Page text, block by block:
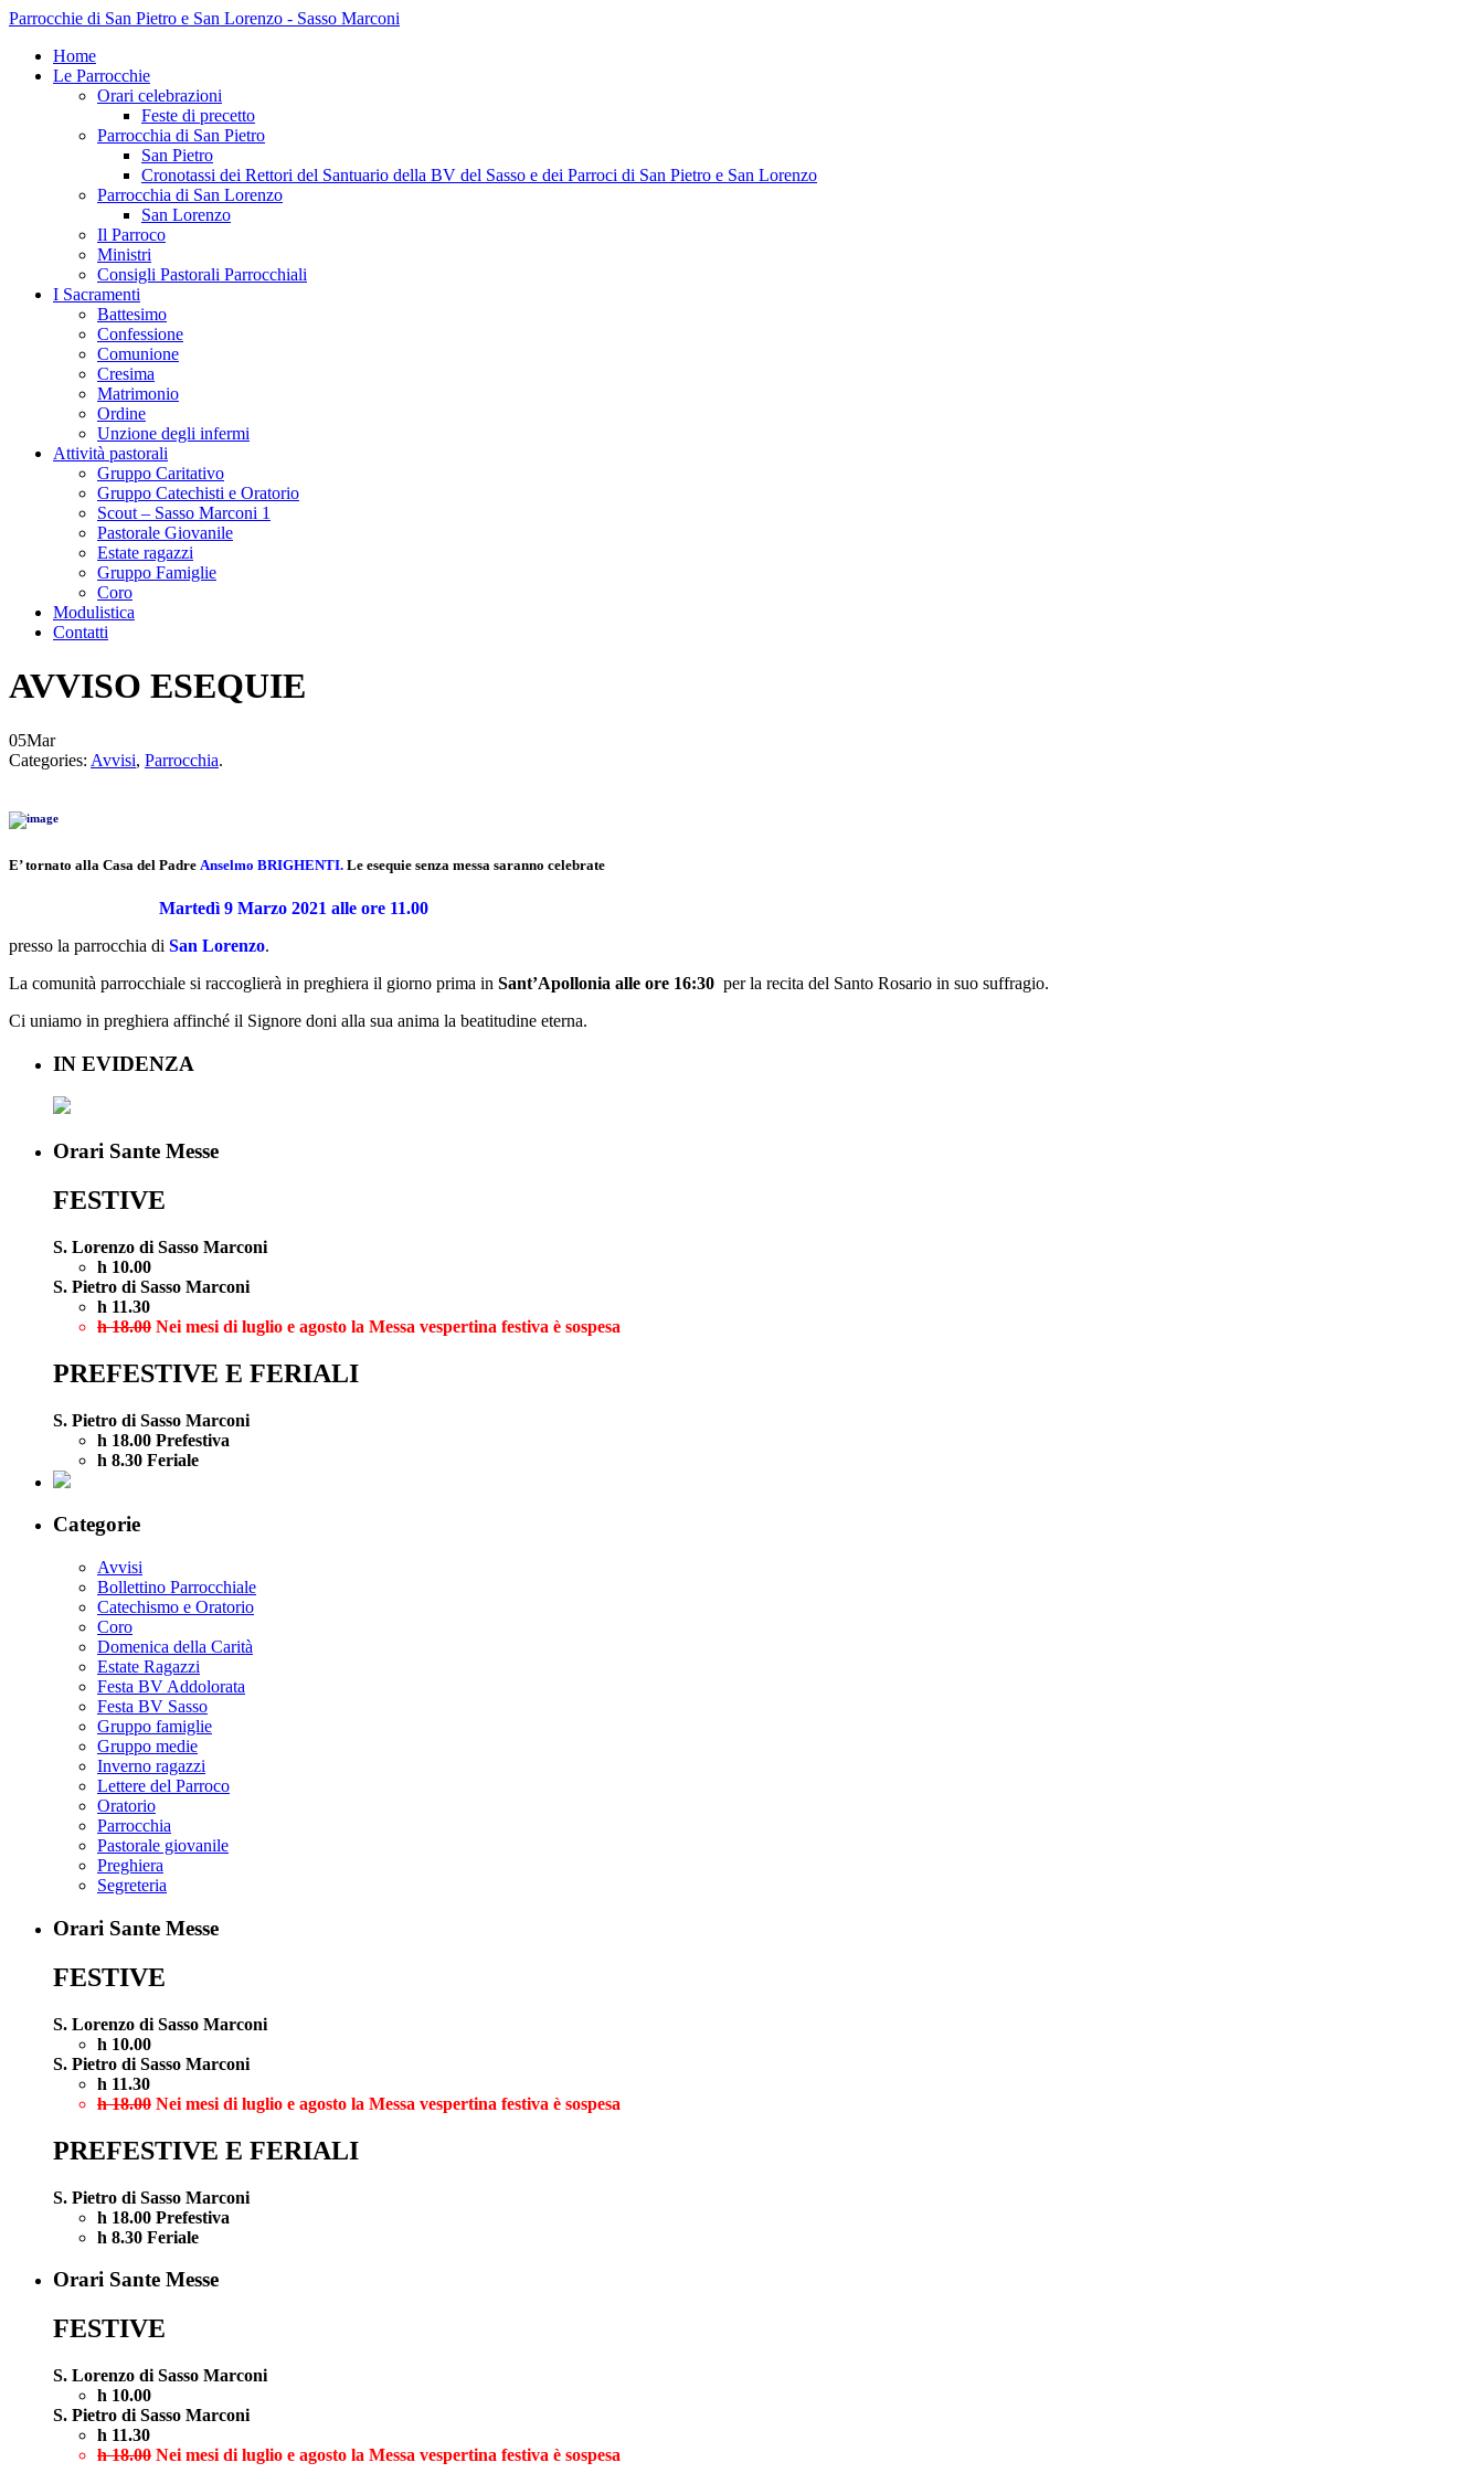
Parrocchie di San Pietro e San Lorenzo - Sasso Marconi
Home
Le Parrocchie
Orari celebrazioni
Feste di precetto
Parrocchia di San Pietro
San Pietro
Cronotassi dei Rettori del Santuario della BV del Sasso e dei Parroci di San Pietro e San Lorenzo
Parrocchia di San Lorenzo
San Lorenzo
Il Parroco
Ministri
Consigli Pastorali Parrocchiali
I Sacramenti
Battesimo
Confessione
Comunione
Cresima
Matrimonio
Ordine
Unzione degli infermi
Attività pastorali
Gruppo Caritativo
Gruppo Catechisti e Oratorio
Scout – Sasso Marconi 1
Pastorale Giovanile
Estate ragazzi
Gruppo Famiglie
Coro
Modulistica
Contatti
AVVISO ESEQUIE
05Mar
Categories: Avvisi, Parrocchia.
E’ tornato alla Casa del Padre Anselmo BRIGHENTI. Le esequie senza messa saranno celebrate
Martedì 9 Marzo 2021 alle ore 11.00
presso la parrocchia di San Lorenzo.
La comunità parrocchiale si raccoglierà in preghiera il giorno prima in Sant’Apollonia alle ore 16:30 per la recita del Santo Rosario in suo suffragio.
Ci uniamo in preghiera affinché il Signore doni alla sua anima la beatitudine eterna.
IN EVIDENZA
Orari Sante Messe
FESTIVE
S. Lorenzo di Sasso Marconi
h 10.00
S. Pietro di Sasso Marconi
h 11.30
h 18.00 Nei mesi di luglio e agosto la Messa vespertina festiva è sospesa
PREFESTIVE E FERIALI
S. Pietro di Sasso Marconi
h 18.00 Prefestiva
h 8.30 Feriale
Categorie
Avvisi
Bollettino Parrocchiale
Catechismo e Oratorio
Coro
Domenica della Carità
Estate Ragazzi
Festa BV Addolorata
Festa BV Sasso
Gruppo famiglie
Gruppo medie
Inverno ragazzi
Lettere del Parroco
Oratorio
Parrocchia
Pastorale giovanile
Preghiera
Segreteria
Orari Sante Messe
FESTIVE
S. Lorenzo di Sasso Marconi
h 10.00
S. Pietro di Sasso Marconi
h 11.30
h 18.00 Nei mesi di luglio e agosto la Messa vespertina festiva è sospesa
PREFESTIVE E FERIALI
S. Pietro di Sasso Marconi
h 18.00 Prefestiva
h 8.30 Feriale
Orari Sante Messe
FESTIVE
S. Lorenzo di Sasso Marconi
h 10.00
S. Pietro di Sasso Marconi
h 11.30
h 18.00 Nei mesi di luglio e agosto la Messa vespertina festiva è sospesa